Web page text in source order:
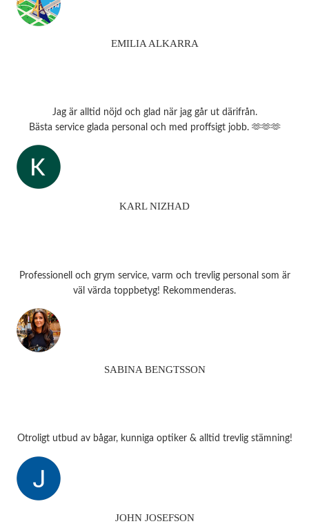
EMILIA ALKARRA
Jag är alltid nöjd och glad när jag går ut därifrån.
Bästa service glada personal och med proffsigt jobb. 🫶🫶🫶
KARL NIZHAD
Professionell och grym service, varm och trevlig personal som är
väl värda toppbetyg! Rekommenderas.
SABINA BENGTSSON
Otroligt utbud av bågar, kunniga optiker & alltid trevlig stämning!
JOHN JOSEFSON